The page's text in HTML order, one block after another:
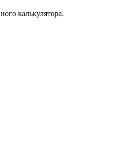
калькулятора.